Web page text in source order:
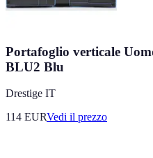
Portafoglio verticale
BLU2 Blu
Drestige IT
114 EURVedi il prezzo